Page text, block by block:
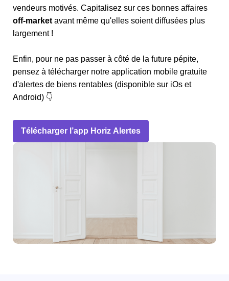
vendeurs motivés. Capitalisez sur ces bonnes affaires
off-market avant même qu'elles soient diffusées plus
largement !
Enfin, pour ne pas passer à côté de la future pépite,
pensez à télécharger notre application mobile gratuite
d'alertes de biens rentables (disponible sur iOs et
Android) 👇
Télécharger l’app Horiz Alertes